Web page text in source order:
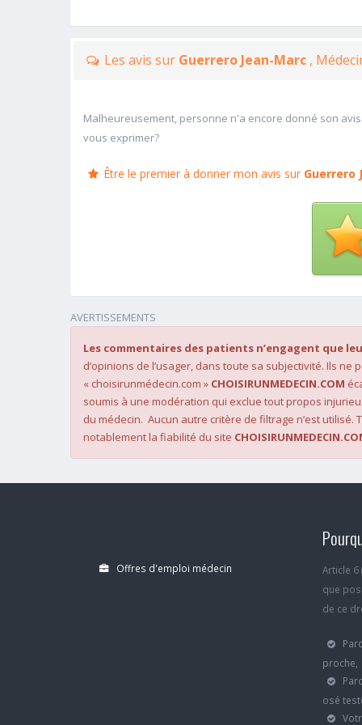
Les avis sur Guerrero Jean-Marc ,
Malheureusement, personne n'a encore donné son
vous exprimer?
Être le premier à donner mon avis sur Guerrero
AVERTISSEMENTS
Les commentaires des patients n’engagent que
d’opinions de l’usager, dans toute sa subjectivité. Ils
« choisirunmédecin.com » CHOISIRUNMEDECIN.COM
soumis à une modération qui exclue tout propos
du médecin. Aucun autre critère de filtrage n’est
notablement la fiabilité du site
Offres d'emploi médecin
Article
que
de ce
proche,
osé